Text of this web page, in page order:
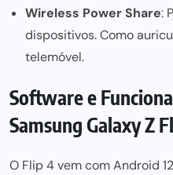
Wireless Power Share:
dispositivos. Como
telemóvel.
Software e
Samsung Galaxy Z
O Flip 4 vem com Android